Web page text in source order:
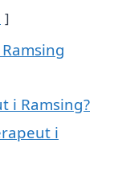
i Ramsing?
i